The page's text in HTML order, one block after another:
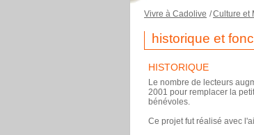
Vivre à Cadolive /Culture et
historique et
HISTORIQUE
Le nombre de lecteurs
2001 pour remplacer la
bénévoles.
Ce projet fut réalisé avec